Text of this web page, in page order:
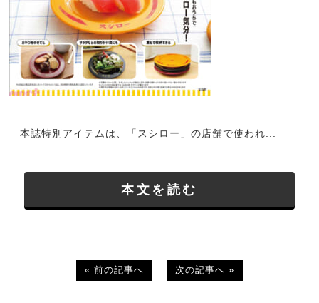
本誌特別アイテムは、「スシロー」の店舗で使われ...
本文を読む
« 前の記事へ 次の記事へ »